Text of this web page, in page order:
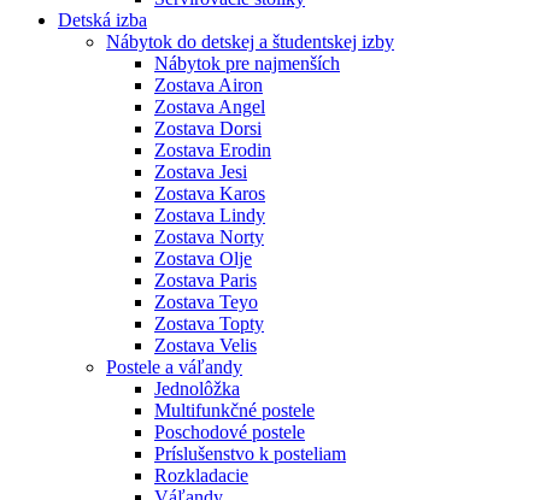
Detská izba
Nábytok do detskej a študentskej izby
Nábytok pre najmenších
Zostava Airon
Zostava Angel
Zostava Dorsi
Zostava Erodin
Zostava Jesi
Zostava Karos
Zostava Lindy
Zostava Norty
Zostava Olje
Zostava Paris
Zostava Teyo
Zostava Topty
Zostava Velis
Postele a váľandy
Jednolôžka
Multifunkčné postele
Poschodové postele
Príslušenstvo k posteliam
Rozkladacie